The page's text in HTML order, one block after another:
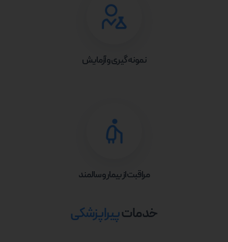
نمونه گیری و آزمایش
مراقبت از بیمار و سالمند
خدماتپیراپزشکی